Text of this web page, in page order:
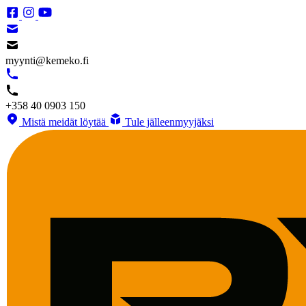
myynti@kemeko.fi
+358 40 0903 150
Mistä meidät löytää
Tule jälleenmyyjäksi